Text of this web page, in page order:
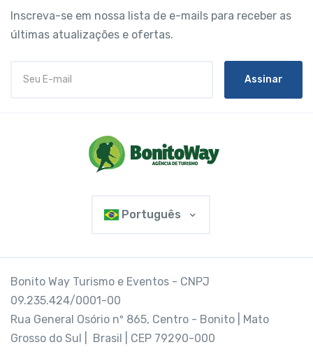
Inscreva-se em nossa lista de e-mails para receber as
últimas atualizações e ofertas.
Assinar
Português
Bonito Way Turismo e Eventos - CNPJ
09.235.424/0001-00
Rua General Osório nº 865, Centro - Bonito | Mato
Grosso do Sul | Brasil | CEP 79290-000